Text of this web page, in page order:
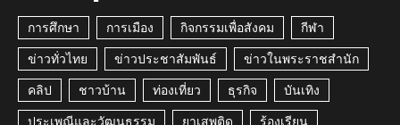
การศึกษา การเมือง กิจกรรมเพื่อสังคม กีฬา
ข่าวทั่วไทย ข่าวประชาสัมพันธ์ ข่าวในพระราชสำนัก
คลิป ชาวบ้าน ท่องเที่ยว ธุรกิจ บันเทิง
ประเพณีและวัฒนธรรม ยาเสพติด ร้องเรียน